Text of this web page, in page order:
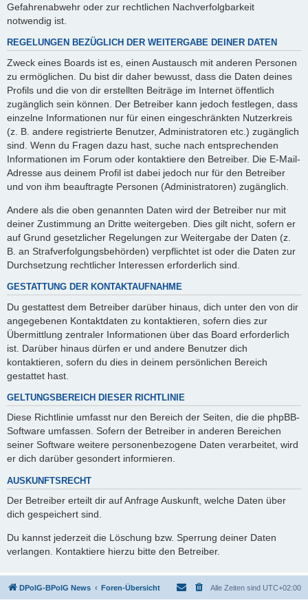
Gefahrenabwehr oder zur rechtlichen Nachverfolgbarkeit
notwendig ist.
REGELUNGEN BEZÜGLICH DER WEITERGABE DEINER DATEN
Zweck eines Boards ist es, einen Austausch mit anderen Personen
zu ermöglichen. Du bist dir daher bewusst, dass die Daten deines
Profils und die von dir erstellten Beiträge im Internet öffentlich
zugänglich sein können. Der Betreiber kann jedoch festlegen, dass
einzelne Informationen nur für einen eingeschränkten Nutzerkreis
(z. B. andere registrierte Benutzer, Administratoren etc.) zugänglich
sind. Wenn du Fragen dazu hast, suche nach entsprechenden
Informationen im Forum oder kontaktiere den Betreiber. Die E-Mail-
Adresse aus deinem Profil ist dabei jedoch nur für den Betreiber
und von ihm beauftragte Personen (Administratoren) zugänglich.
Andere als die oben genannten Daten wird der Betreiber nur mit
deiner Zustimmung an Dritte weitergeben. Dies gilt nicht, sofern er
auf Grund gesetzlicher Regelungen zur Weitergabe der Daten (z.
B. an Strafverfolgungsbehörden) verpflichtet ist oder die Daten zur
Durchsetzung rechtlicher Interessen erforderlich sind.
GESTATTUNG DER KONTAKTAUFNAHME
Du gestattest dem Betreiber darüber hinaus, dich unter den von dir
angegebenen Kontaktdaten zu kontaktieren, sofern dies zur
Übermittlung zentraler Informationen über das Board erforderlich
ist. Darüber hinaus dürfen er und andere Benutzer dich
kontaktieren, sofern du dies in deinem persönlichen Bereich
gestattet hast.
GELTUNGSBEREICH DIESER RICHTLINIE
Diese Richtlinie umfasst nur den Bereich der Seiten, die die phpBB-
Software umfassen. Sofern der Betreiber in anderen Bereichen
seiner Software weitere personenbezogene Daten verarbeitet, wird
er dich darüber gesondert informieren.
AUSKUNFTSRECHT
Der Betreiber erteilt dir auf Anfrage Auskunft, welche Daten über
dich gespeichert sind.
Du kannst jederzeit die Löschung bzw. Sperrung deiner Daten
verlangen. Kontaktiere hierzu bitte den Betreiber.
DPolG-BPolG News Foren-Übersicht Alle Zeiten sind UTC+02:00